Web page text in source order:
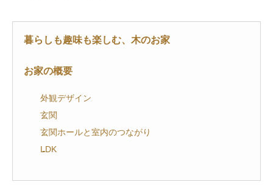
暮らしも趣味も楽しむ、木のお家
お家の概要
外観デザイン
玄関
玄関ホールと室内のつながり
LDK